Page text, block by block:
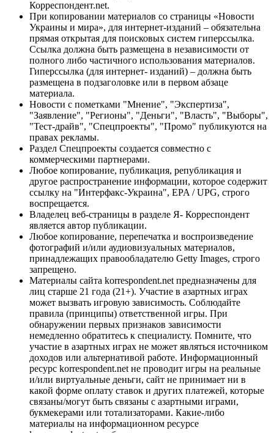
Корреспондент.net.
При копировании материалов со страницы «Новости
Украины и мира», для интернет-изданий – обязательна
прямая открытая для поисковых систем гиперссылка.
Ссылка должна быть размещена в независимости от
полного либо частичного использования материалов.
Гиперссылка (для интернет- изданий) – должна быть
размещена в подзаголовке или в первом абзаце
материала.
Новости с пометками "Мнение", "Экспертиза",
"Заявление", "Регионы", "Деньги", "Власть", "Выборы",
"Тест-драйв", "Спецпроекты", "Промо" публикуются на
правах рекламы.
Раздел Спецпроекты создается совместно с
коммерческими партнерами.
Любое копирование, публикация, републикация и
другое распространение информации, которое содержит
ссылку на "Интерфакс-Украина", EPA / UPG, строго
воспрещается.
Владелец веб-страницы в разделе Я- Корреспондент
является автор публикации.
Любое копирование, перепечатка и воспроизведение
фотографий и/или аудиовизуальных материалов,
принадлежащих правообладателю Getty Images, строго
запрещено.
Материалы сайта korrespondent.net предназначены для
лиц старше 21 года (21+). Участие в азартных играх
может вызвать игровую зависимость. Соблюдайте
правила (принципы) ответственной игры. При
обнаружении первых признаков зависимости
немедленно обратитесь к специалисту. Помните, что
участие в азартных играх не может являться источником
доходов или альтернативой работе. Информационный
ресурс korrespondent.net не проводит игры на реальные
и/или виртуальные деньги, сайт не принимает ни в
какой форме оплату ставок и других платежей, которые
связаны/могут быть связаны с азартными играми,
букмекерами или тотализаторами. Какие-либо
материалы на информационном ресурсе